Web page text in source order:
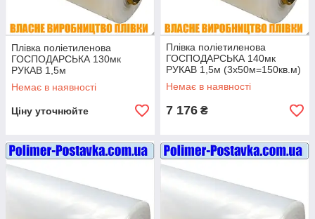
Плівка поліетиленова
ГОСПОДАРСЬКА 130мк
РУКАВ 1,5м
(3х100м=300кв.м)
Немає в наявності
Ціну уточнюйте
Плівка поліетиленова
ГОСПОДАРСЬКА 140мк
РУКАВ 1,5м (3х50м=150кв.м)
Немає в наявності
7 176 ₴